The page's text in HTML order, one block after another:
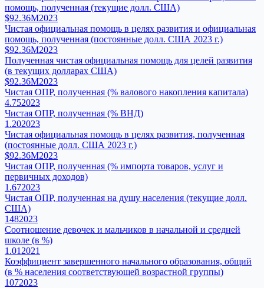
помощь, полученная (текущие долл. США)
$92.36M2023
Чистая официальная помощь в целях развития и официальная
помощь, полученная (постоянные долл. США 2023 г.)
$92.36M2023
Полученная чистая официальная помощь для целей развития
(в текущих долларах США)
$92.36M2023
Чистая ОПР, полученная (% валового накопления капитала)
4.752023
Чистая ОПР, полученная (% ВНД)
1.202023
Чистая официальная помощь в целях развития, полученная
(постоянные долл. США 2023 г.)
$92.36M2023
Чистая ОПР, полученная (% импорта товаров, услуг и
первичных доходов)
1.672023
Чистая ОПР, полученная на душу населения (текущие долл.
США)
1482023
Соотношение девочек и мальчиков в начальной и средней
школе (в %)
1.01 2021
Коэффициент завершенного начального образования, общий
(в % населения соответствующей возрастной группы)
1072023